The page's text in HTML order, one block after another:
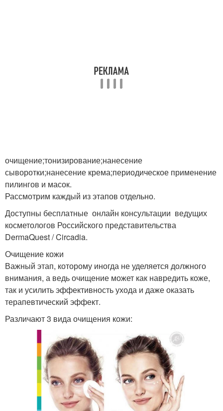
очищение;тонизирование;нанесение
сыворотки;нанесение крема;периодическое применение
пилингов и масок.
Рассмотрим каждый из этапов отдельно.
Доступны бесплатные онлайн консультации ведущих
косметологов Российского представительства
DermaQuest / Circadia.
Очищение кожи
Важный этап, которому иногда не уделяется должного
внимания, а ведь очищение может как навредить коже,
так и усилить эффективность ухода и даже оказать
терапевтический эффект.
Различают 3 вида очищения кожи: